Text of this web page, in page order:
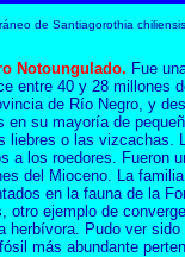
de Santiagorothia chiliensis
Notoungulado. Fue
entre 40 y 28 millones
de Río Negro, y
en su mayoría de
liebres o las vizcachas.
a los roedores. Fueron
del Mioceno. La
en la fauna de la
otro ejemplo de
herbívora. Pudo ver
más abundante